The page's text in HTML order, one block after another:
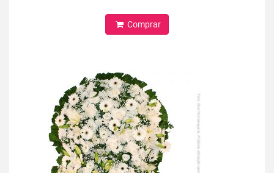
Comprar